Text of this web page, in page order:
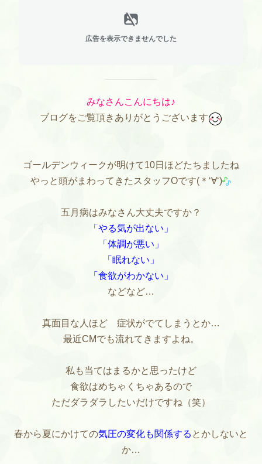
広告を表示できませんでした
みなさんこんにちは♪
ブログをご覧頂きありがとうございます
ゴールデンウィークが明けて10日ほどたちましたね
やっと頭がまわってきたスタッフOです(＊‘∀‘)
五月病はみなさん大丈夫ですか？
「やる気が出ない」
「体調が悪い」
「眠れない」
「食欲がわかない」
などなど…
真面目な人ほど 症状がでてしまうとか…
最近CMでも流れてきますよね。
私も当てはまるかと思ったけど
食欲はめちゃくちゃあるので
ただダラダラしたいだけですね（笑）
春から夏にかけての気圧の変化も関係する とかしないと
か…